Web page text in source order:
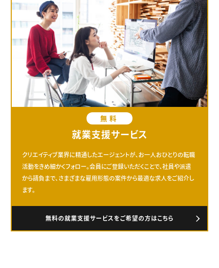
無料
就業支援サービス
クリエイティブ業界に精通したエージェントが、お一人おひとりの転職
活動をきめ細かくフォロー。会員にご登録いただくことで、社員や派遣
から請負まで、さまざまな雇用形態の案件から最適な求人をご紹介し
ます。
無料の就業支援サービスをご希望の方はこちら